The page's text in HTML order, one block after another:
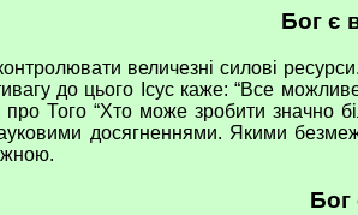
Бог є
величезні силові
до цього Ісус каже: “Все
Того “Хто може зробити
досягненнями. Якими
Бог